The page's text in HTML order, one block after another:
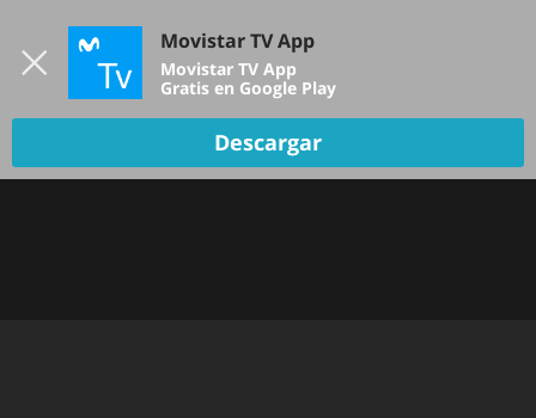
TV EN VIVO
Movistar TV App
Movistar TV App
Gratis en Google Play
Descargar